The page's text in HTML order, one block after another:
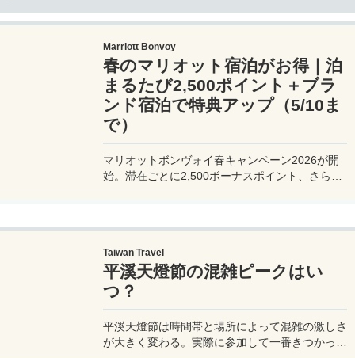
Marriott Bonvoy
春のマリオット宿泊がお得｜泊
まるたび2,500ポイント＋ブラ
ンド宿泊で特典アップ（5/10ま
で）
マリオットボンヴォイ春キャンペーン2026が開
始。滞在ごとに2,500ボーナスポイント、さらに
Taiwan Travel
平溪天燈節の混雑ピークはい
つ？
平溪天燈節は時間帯と場所によって混雑の激しさ
が大きく変わる。実際に参加して一番きつかった